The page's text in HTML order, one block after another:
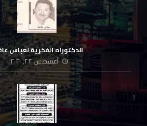
الدكتوراه الفخرية لعباس
أغسطس ٢٢, ٢٠٢٠